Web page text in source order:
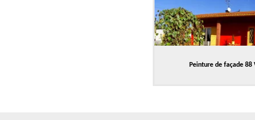
Peinture de façade 88